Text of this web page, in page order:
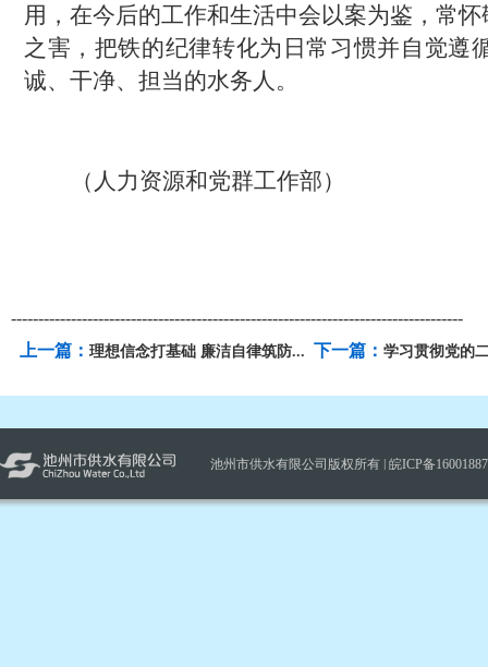
用，在今后的工作和生活中会以案为鉴，常
之害，把铁的纪律转化为日常习惯并自觉遵
诚、干净、担当的水务人。
（人力资源和党群工作部）
-----------------------------------------------------------------------------------
上一篇： 理想信念打基础 廉洁自律筑防... 下一篇： 学习贯彻党的
池州市供水有限公司版权所有 | 皖ICP备